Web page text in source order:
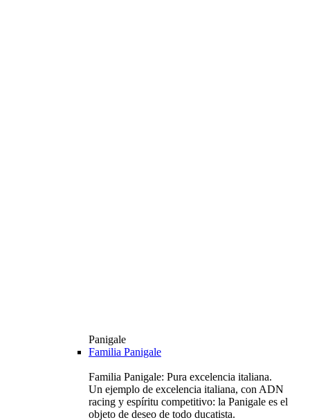
Panigale
Familia Panigale
Familia Panigale: Pura excelencia italiana.
Un ejemplo de excelencia italiana, con ADN
racing y espíritu competitivo: la Panigale es el
objeto de deseo de todo ducatista.